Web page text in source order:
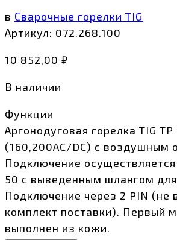
в Сварочные горелки TIG
Артикул: 072.268.100
10 852,00 ₽
В наличии
Функции
Аргонодуговая горелка TIG TP
(160,200AC/DC) с воздушным
Подключение
50 с выведенным шлангом для
Подключение через 2 PIN (не
комплект поставки). Первый
выполнен из кожи.